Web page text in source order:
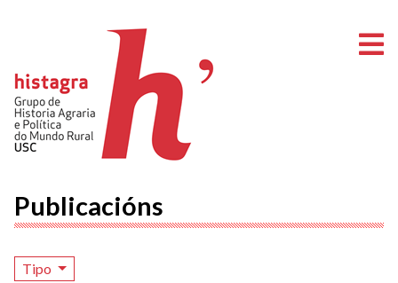
Publicacións
Tipo